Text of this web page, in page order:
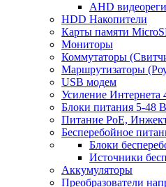
AHD
HDD Накопители
Карты памяти
Мониторы
Коммутаторы
Маршрутизаторы
USB модем
Усиление Интернета
Блоки питания 5-48 В
Питание PoE,
Бесперебойное
Блоки
Источники
Аккумуляторы
Преобразователи